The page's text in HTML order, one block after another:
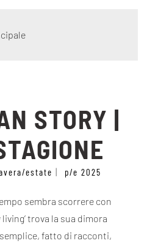
STORY |
estate p/e 2025
sembra scorrere con
trova la sua dimora
fatto di racconti,